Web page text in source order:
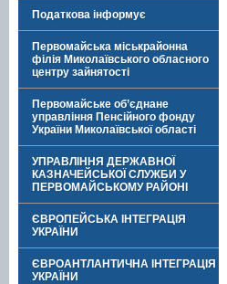
Податкова інформує
Первомайська міськрайонна
філія Миколаївського обласного
центру зайнятості
Первомайське об’єднане
управління Пенсійного фонду
України Миколаївської області
УПРАВЛІННЯ ДЕРЖАВНОЇ
КАЗНАЧЕЙСЬКОЇ СЛУЖБИ У
ПЕРВОМАЙСЬКОМУ РАЙОНІ
ЄВРОПЕЙСЬКА ІНТЕГРАЦІЯ
УКРАЇНИ
ЄВРОАНТЛАНТИЧНА ІНТЕГРАЦІЯ
УКРАЇНИ